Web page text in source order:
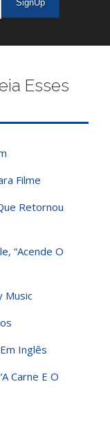
Esses
Filme
Retornou
“Acende O
Music
Inglês
Carne E O